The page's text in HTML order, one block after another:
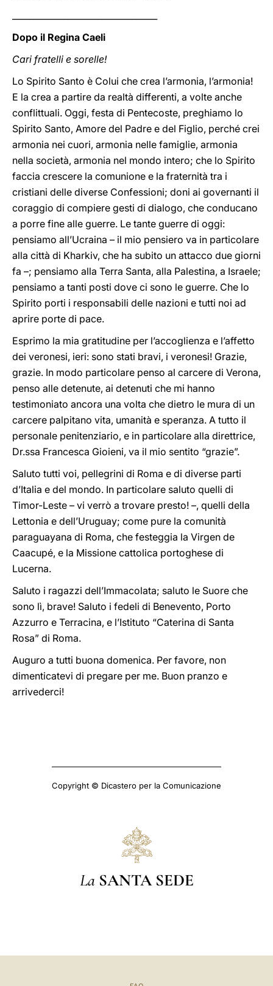
Dopo il Regina Caeli
Cari fratelli e sorelle!
Lo Spirito Santo è Colui che crea l’armonia, l’armonia!
E la crea a partire da realtà differenti, a volte anche
conflittuali. Oggi, festa di Pentecoste, preghiamo lo
Spirito Santo, Amore del Padre e del Figlio, perché crei
armonia nei cuori, armonia nelle famiglie, armonia
nella società, armonia nel mondo intero; che lo Spirito
faccia crescere la comunione e la fraternità tra i
cristiani delle diverse Confessioni; doni ai governanti il
coraggio di compiere gesti di dialogo, che conducano
a porre fine alle guerre. Le tante guerre di oggi:
pensiamo all’Ucraina – il mio pensiero va in particolare
alla città di Kharkiv, che ha subito un attacco due giorni
fa –; pensiamo alla Terra Santa, alla Palestina, a Israele;
pensiamo a tanti posti dove ci sono le guerre. Che lo
Spirito porti i responsabili delle nazioni e tutti noi ad
aprire porte di pace.
Esprimo la mia gratitudine per l’accoglienza e l’affetto
dei veronesi, ieri: sono stati bravi, i veronesi! Grazie,
grazie. In modo particolare penso al carcere di Verona,
penso alle detenute, ai detenuti che mi hanno
testimoniato ancora una volta che dietro le mura di un
carcere palpitano vita, umanità e speranza. A tutto il
personale penitenziario, e in particolare alla direttrice,
Dr.ssa Francesca Gioieni, va il mio sentito “grazie”.
Saluto tutti voi, pellegrini di Roma e di diverse parti
d’Italia e del mondo. In particolare saluto quelli di
Timor-Leste – vi verrò a trovare presto! –, quelli della
Lettonia e dell’Uruguay; come pure la comunità
paraguayana di Roma, che festeggia la Virgen de
Caacupé, e la Missione cattolica portoghese di
Lucerna.
Saluto i ragazzi dell’Immacolata; saluto le Suore che
sono lì, brave! Saluto i fedeli di Benevento, Porto
Azzurro e Terracina, e l’Istituto “Caterina di Santa
Rosa” di Roma.
Auguro a tutti buona domenica. Per favore, non
dimenticatevi di pregare per me. Buon pranzo e
arrivederci!
Copyright © Dicastero per la Comunicazione
La SANTA SEDE